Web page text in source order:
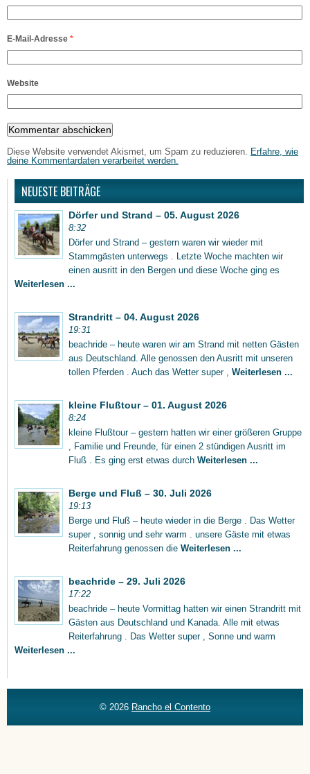
E-Mail-Adresse *
Website
Diese Website verwendet Akismet, um Spam zu reduzieren. Erfahre, wie
deine Kommentardaten verarbeitet werden.
NEUESTE BEITRÄGE
Dörfer und Strand – 05. August 2026
8:32
Dörfer und Strand – gestern waren wir wieder mit
Stammgästen unterwegs . Letzte Woche machten wir
einen ausritt in den Bergen und diese Woche ging es
Weiterlesen ...
Strandritt – 04. August 2026
19:31
beachride – heute waren wir am Strand mit netten Gästen
aus Deutschland. Alle genossen den Ausritt mit unseren
tollen Pferden . Auch das Wetter super , Weiterlesen ...
kleine Flußtour – 01. August 2026
8:24
kleine Flußtour – gestern hatten wir einer größeren Gruppe
, Familie und Freunde, für einen 2 stündigen Ausritt im
Fluß . Es ging erst etwas durch Weiterlesen ...
Berge und Fluß – 30. Juli 2026
19:13
Berge und Fluß – heute wieder in die Berge . Das Wetter
super , sonnig und sehr warm . unsere Gäste mit etwas
Reiterfahrung genossen die Weiterlesen ...
beachride – 29. Juli 2026
17:22
beachride – heute Vormittag hatten wir einen Strandritt mit
Gästen aus Deutschland und Kanada. Alle mit etwas
Reiterfahrung . Das Wetter super , Sonne und warm
Weiterlesen ...
© 2026 Rancho el Contento